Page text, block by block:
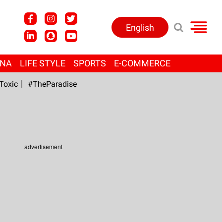
English
LIFE STYLE SPORTS E-COMMERCE
#TheParadise
advertisement